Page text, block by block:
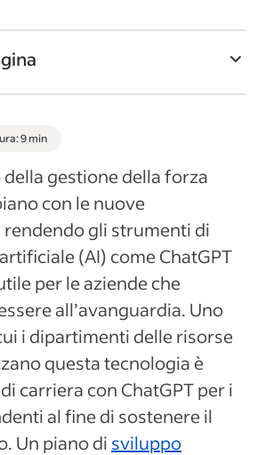
di carriera creato con
di sviluppo professionale
competenze dei dipendenti
la creazione di una rete di
crescita professionale dei
un piano di carriera creato
9 min
della gestione della forza
con le nuove
gli strumenti di
(AI) come ChatGPT
per le aziende che
all’avanguardia. Uno
i dipartimenti delle risorse
questa tecnologia è
carriera con ChatGPT per i
al fine di sostenere il
Un piano di sviluppo